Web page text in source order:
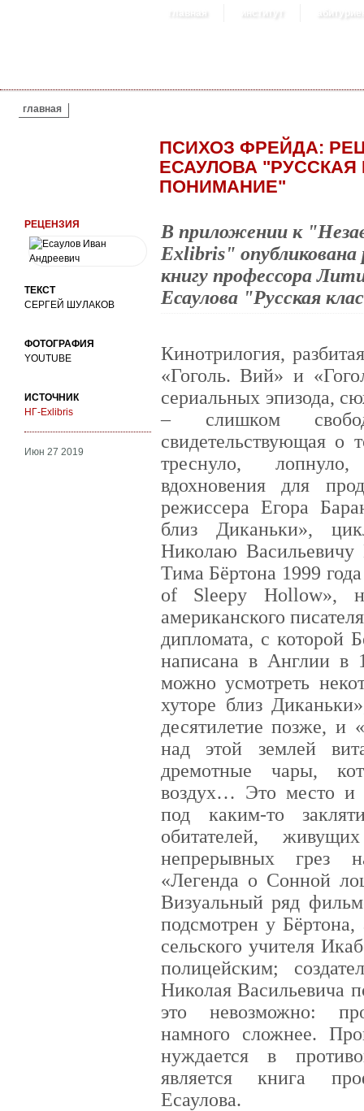
главная институт
ВЫ ЗДЕСЬ
главная
ПСИХОЗ ФРЕЙДА:
ЕСАУЛОВА
ПОНИМАНИЕ"
РЕЦЕНЗИЯ
ТЕКСТ
СЕРГЕЙ ШУЛАКОВ
ФОТОГРАФИЯ
YOUTUBE
ИСТОЧНИК
НГ-Exlibris
Июн 27 2019
В приложении к
Exlibris" опубликована
книгу профессора
Есаулова "Русская
Кинотрилогия,
«Гоголь. Вий» и
сериальных эпизода,
– слишком
свидетельствующая
треснуло,
вдохновения для
режиссера Егора
близ Диканьки»,
Николаю
Тима Бёртона 1999
of Sleepy Hollow»,
американского
дипломата, с которой
написана в Англии в
можно усмотреть
хуторе близ
десятилетие позже, и
над этой землей
дремотные чары,
воздух… Это место и
под каким-то
обитателей,
непрерывных грез
«Легенда о Сонной
Визуальный ряд
подсмотрен у
сельского учителя
полицейским;
Николая Васильевича
это невозможно:
намного сложнее.
нуждается в
является книга
Есаулова.